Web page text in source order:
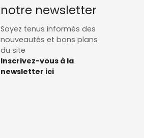
notre newsletter
Soyez tenus informés des
nouveautés et bons plans
du site
Inscrivez-vous à la
newsletter ici